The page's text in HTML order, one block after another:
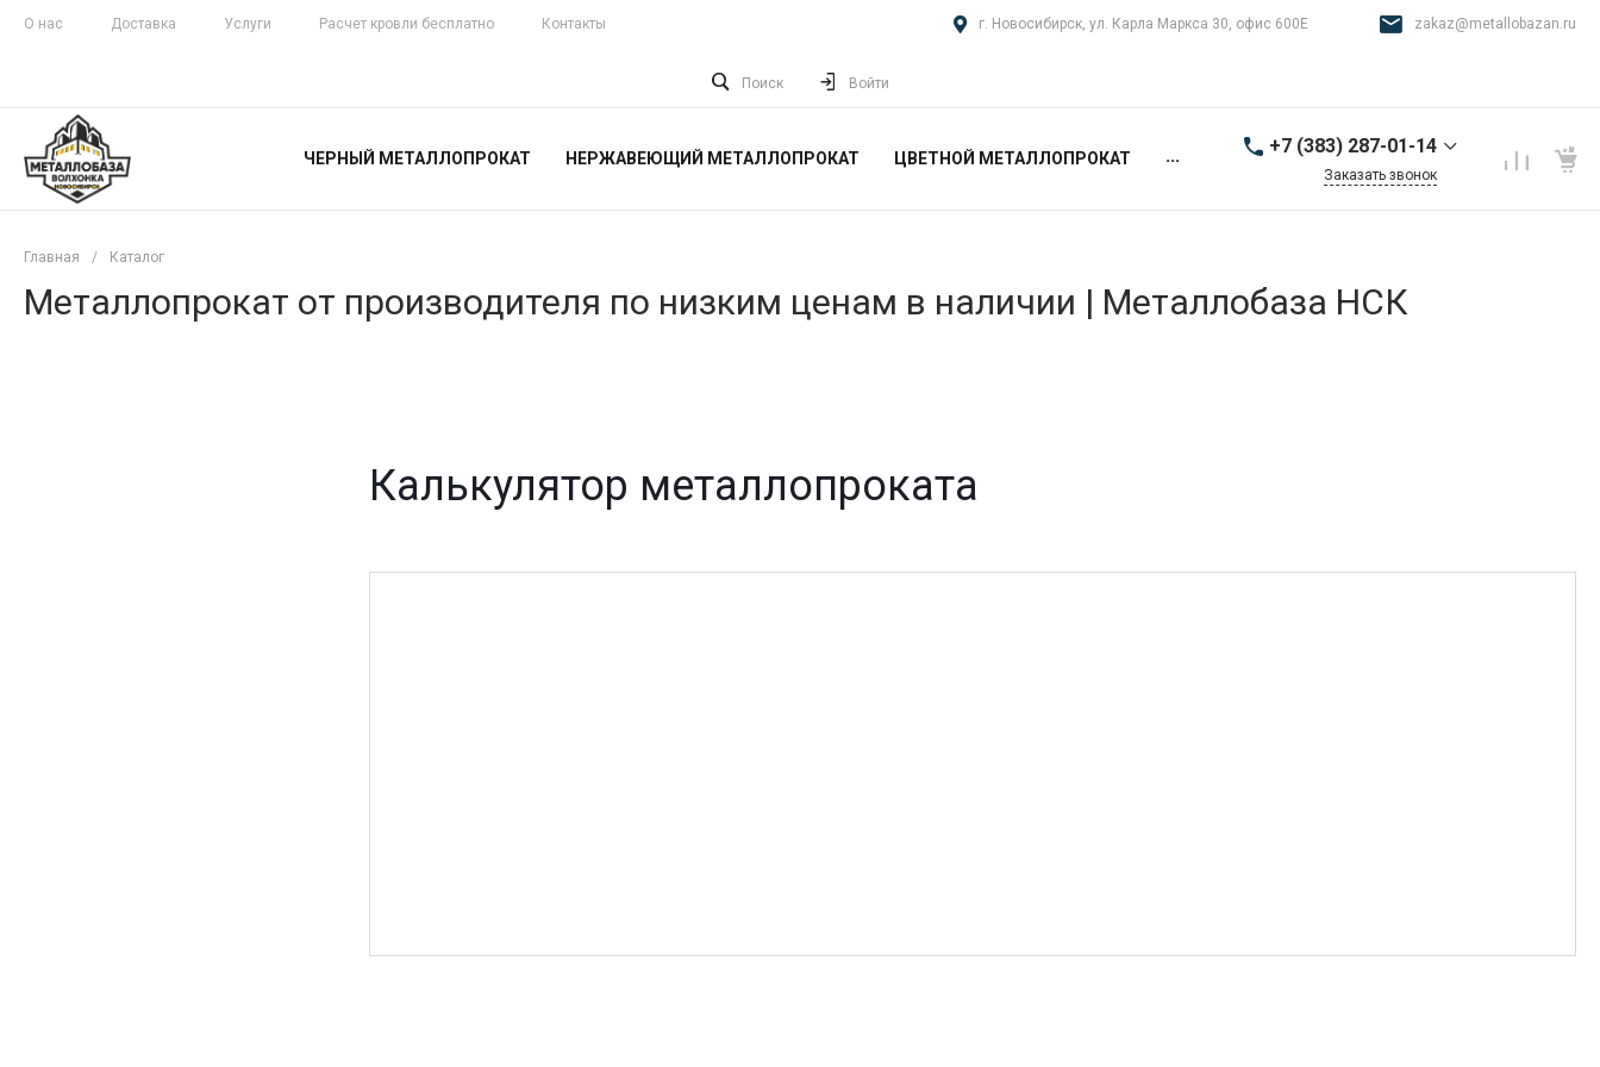
О нас Доставка Услуги Расчет кровли бесплатно Контакты г. Новосибирск, ул. Карла Маркса 30, офис 600Е zakaz@metallobazan.ru
Поиск Войти
ЧЕРНЫЙ МЕТАЛЛОПРОКАТ НЕРЖАВЕЮЩИЙ МЕТАЛЛОПРОКАТ ЦВЕТНОЙ МЕТАЛЛОПРОКАТ ... +7 (383) 287-01-14
9:00-18:00 пн-пт
Заказать звонок
Главная / Каталог
Металлопрокат от производителя по низким ценам в наличии | Металлобаза НСК
Калькулятор металлопроката